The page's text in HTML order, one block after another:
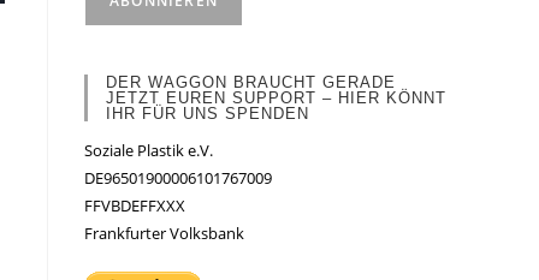
DER WAGGON BRAUCHT GERADE
JETZT EUREN SUPPORT – HIER KÖNNT
IHR FÜR UNS SPENDEN
Soziale Plastik e.V.
DE96501900006101767009
FFVBDEFFXXX
Frankfurter Volksbank